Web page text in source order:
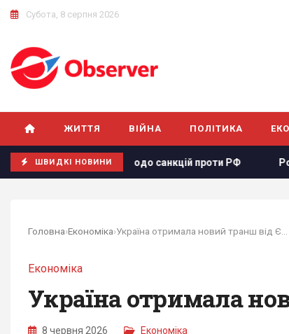
Субота, 8 серпня 2026
ЖИТТЯ ВІЙНА ПОЛІТИКА
ШВИДКІ НОВИНИ
законопроєкту щодо санкцій проти РФ Росія
Головна›Економіка›
Економіка
Україна отримала
8 червня 2026 Економіка